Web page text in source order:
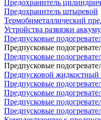
Предохранитель
Предохранитель штыревой
Термобиметаллический
Устройства развязки
Предпусковые
Предпусковые
Предпусковые
Предпусковые
Предпусковой
Предпусковые
Предпусковые
Предпусковые
Предпусковые